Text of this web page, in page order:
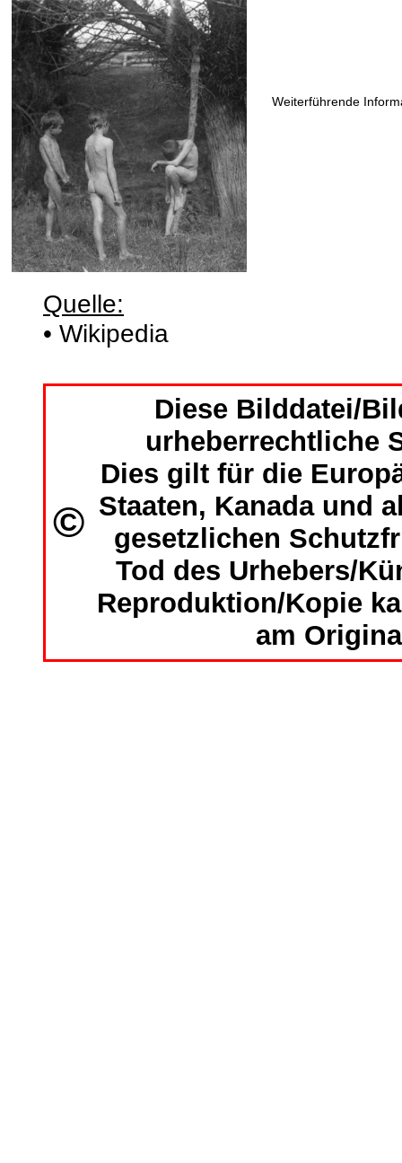
Weiterführende
Quelle:
• Wikipedia
©
Diese Bilddatei/
urheberrechtliche
Dies gilt für die
Staaten, Kanada und
gesetzlichen
Tod des Urhebers/
Reproduktion/Kopie
am